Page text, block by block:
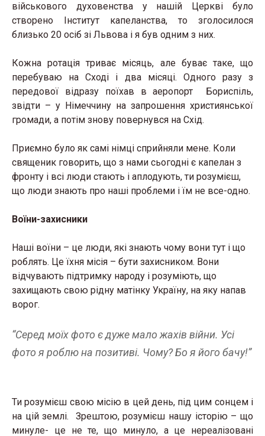
військового духовенства у нашій Церкві було
створено Інститут капеланства, то зголосилося
близько 20 осіб зі Львова і я був одним з них.
Кожна ротація триває місяць, але буває таке, що
перебуваю на Сході і два місяці. Одного разу з
передової відразу поїхав в аеропорт Бориспіль,
звідти – у Німеччину на запрошення християнської
громади, а потім знову повернувся на Схід.
Приємно було як самі німці сприйняли мене. Коли
священик говорить, що з нами сьогодні є капелан з
фронту і всі люди стають і аплодують, ти розумієш,
що люди знають про наші проблеми і їм не все-одно.
Воїни-захисники
Наші воїни – це люди, які знають чому вони тут і що
роблять. Це їхня місія – бути захисником. Вони
відчувають підтримку народу і розуміють, що
захищають свою рідну матінку Україну, на яку напав
ворог.
“Серед моїх фото є дуже мало жахів війни. Усі
фото я роблю на позитиві. Чому? Бо я його бачу!”
Ти розумієш свою місію в цей день, під цим сонцем і
на цій землі. Зрештою, розумієш нашу історію – що
минуле- це не те, що минуло, а це нереалізовані